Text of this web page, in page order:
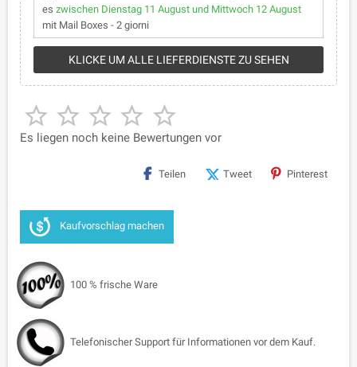
es zwischen Dienstag 11 August und Mittwoch 12 August
mit Mail Boxes - 2 giorni
KLICKE UM ALLE LIEFERDIENSTE ZU SEHEN
    
Es liegen noch keine Bewertungen vor
Teilen Tweet Pinterest
Kaufvorschlag machen
100 % frische Ware
Telefonischer Support für Informationen vor dem Kauf.